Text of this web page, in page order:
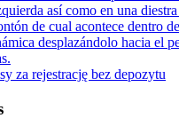
así­ como en una
de cual acontece dentro
desplazándolo hacia el
za rejestrację bez depozytu